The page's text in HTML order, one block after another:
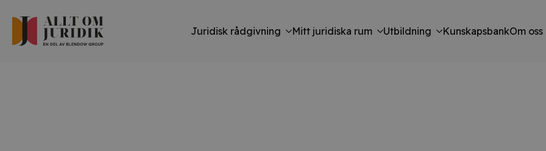
Juridisk rådgivning Mitt juridiska rum Utbildning KunskapsbankOm oss